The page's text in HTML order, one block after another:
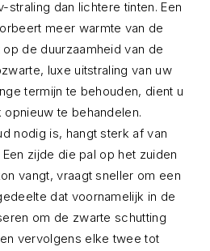
straling dan lichtere tinten. Een
meer warmte van de
de duurzaamheid van de
luxe uitstraling van uw
termijn te behouden, dient u
te behandelen.
nodig is, hangt sterk af van
zijde die pal op het zuiden
vangt, vraagt sneller om een
dat voornamelijk in de
om de zwarte schutting
vervolgens elke twee tot